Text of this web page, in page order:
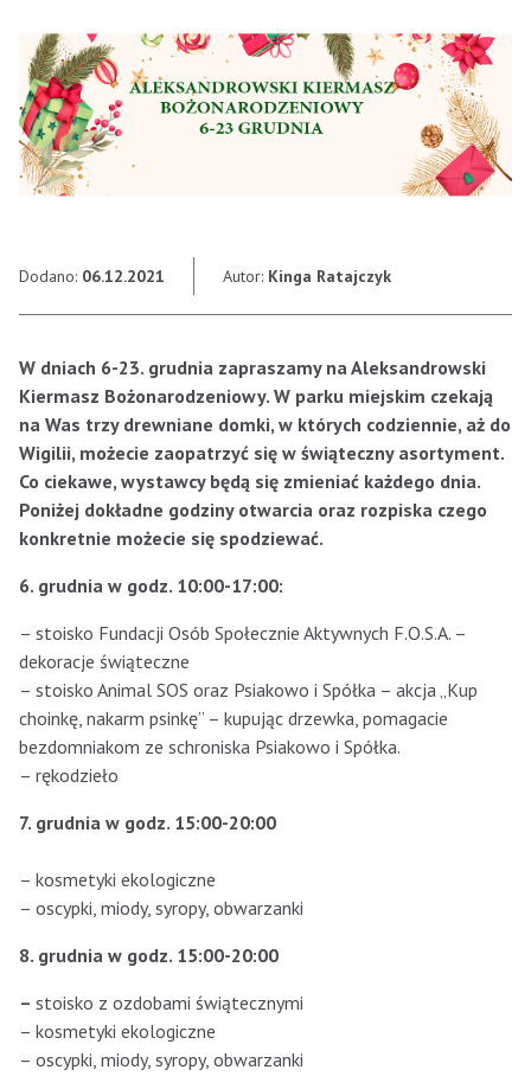
Dodano: 06.12.2021 Autor: Kinga Ratajczyk
W dniach 6-23. grudnia zapraszamy na Aleksandrowski
Kiermasz Bożonarodzeniowy. W parku miejskim czekają
na Was trzy drewniane domki, w których codziennie, aż do
Wigilii, możecie zaopatrzyć się w świąteczny asortyment.
Co ciekawe, wystawcy będą się zmieniać każdego dnia.
Poniżej dokładne godziny otwarcia oraz rozpiska czego
konkretnie możecie się spodziewać.
6. grudnia w godz. 10:00-17:00:
– stoisko Fundacji Osób Społecznie Aktywnych F.O.S.A. –
dekoracje świąteczne
– stoisko Animal SOS oraz Psiakowo i Spółka – akcja „Kup
choinkę, nakarm psinkę” – kupując drzewka, pomagacie
bezdomniakom ze schroniska Psiakowo i Spółka.
– rękodzieło
7. grudnia w godz. 15:00-20:00
– kosmetyki ekologiczne
– oscypki, miody, syropy, obwarzanki
8. grudnia w godz. 15:00-20:00
– stoisko z ozdobami świątecznymi
– kosmetyki ekologiczne
– oscypki, miody, syropy, obwarzanki